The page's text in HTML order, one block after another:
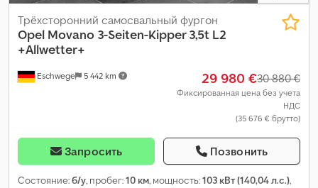
Eschwege 5 442 km
Трёхсторонний самосвальный фургон
Opel Movano 3-Seiten-Kipper 3,5t L2
+Allwetter+
29 980 €30 880 €
Фиксированная цена без учета
НДС
(35 676 € брутто)
Запросить Позвонить
Состояние:б/у, пробег:10 км, мощность:103 кВт (140,04 л.с.),